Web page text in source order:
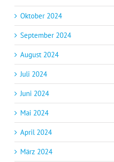
Oktober 2024
September 2024
August 2024
Juli 2024
Juni 2024
Mai 2024
April 2024
März 2024